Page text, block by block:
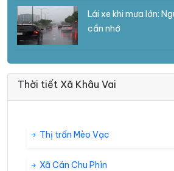
Lái xe khi mưa lớn:
cần nhớ
Thời tiết Xã Khâu Vai
Thị trấn Mèo Vạc
Xã Cán Chu Phìn